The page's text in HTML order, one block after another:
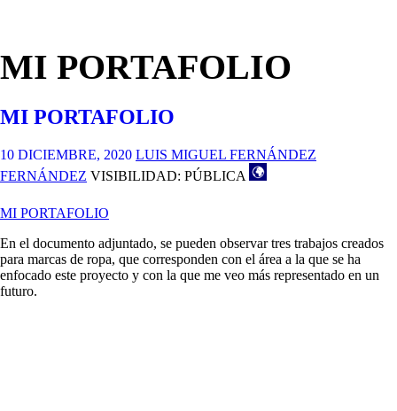
MI PORTAFOLIO
MI PORTAFOLIO
10 DICIEMBRE, 2020 LUIS MIGUEL FERNÁNDEZ
FERNÁNDEZ VISIBILIDAD: PÚBLICA
MI PORTAFOLIO
En el documento adjuntado, se pueden observar tres trabajos creados
para marcas de ropa, que corresponden con el área a la que se ha
enfocado este proyecto y con la que me veo más representado en un
futuro.